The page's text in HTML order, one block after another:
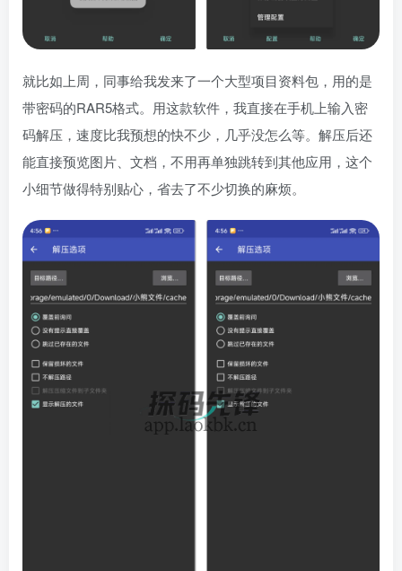
就比如上周，同事给我发来了一个大型项目资料包，用的是
带密码的RAR5格式。用这款软件，我直接在手机上输入密
码解压，速度比我预想的快不少，几乎没怎么等。解压后还
能直接预览图片、文档，不用再单独跳转到其他应用，这个
小细节做得特别贴心，省去了不少切换的麻烦。